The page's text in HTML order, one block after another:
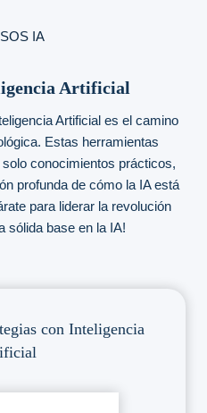
IA
Artificial
Artificial es el camino
Estas herramientas
conocimientos prácticos,
profunda de cómo la IA está
para liderar la revolución
sólida base en la IA!
con Inteligencia